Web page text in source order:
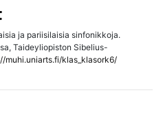
ja pariisilaisia sinfonikkoja.
Taideyliopiston Sibelius-
muhi.uniarts.fi/klas_klasork6/